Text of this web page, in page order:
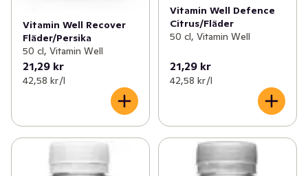
Vitamin Well Recover
Fläder/Persika
50 cl, Vitamin Well
21,29 kr
42,58 kr /l
Vitamin Well Defence
Citrus/Fläder
50 cl, Vitamin Well
21,29 kr
42,58 kr /l